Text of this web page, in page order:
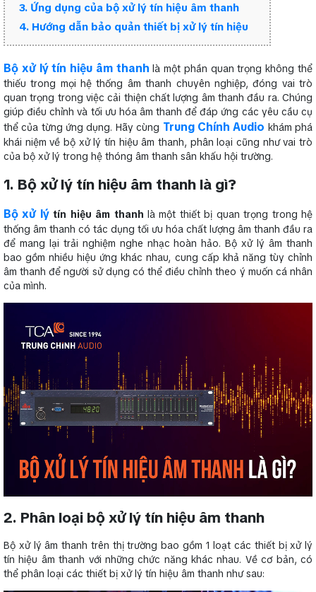
3. Ứng dụng của bộ xử lý tín hiệu âm thanh
4. Hướng dẫn bảo quản thiết bị xử lý tín hiệu
Bộ xử lý tín hiệu âm thanh là một phần quan trọng không thể
thiếu trong mọi hệ thống âm thanh chuyên nghiệp, đóng vai trò
quan trọng trong việc cải thiện chất lượng âm thanh đầu ra. Chúng
giúp điều chỉnh và tối ưu hóa âm thanh để đáp ứng các yêu cầu cụ
thể của từng ứng dụng. Hãy cùng Trung Chính Audio khám phá
khái niệm về bộ xử lý tín hiệu âm thanh, phân loại cũng như vai trò
của bộ xử lý trong hệ thóng âm thanh sân khấu hội trường.
1. Bộ xử lý tín hiệu âm thanh là gì?
Bộ xử lýtín hiệu âm thanh là một thiết bị quan trọng trong hệ
thống âm thanh có tác dụng tối ưu hóa chất lượng âm thanh đầu ra
để mang lại trải nghiệm nghe nhạc hoàn hảo. Bộ xử lý âm thanh
bao gồm nhiều hiệu ứng khác nhau, cung cấp khả năng tùy chỉnh
âm thanh để người sử dụng có thể điều chỉnh theo ý muốn cá nhân
của mình.
2. Phân loại bộ xử lý tín hiệu âm thanh
Bộ xử lý âm thanh trên thị trường bao gồm 1 loạt các thiết bị xử lý
tín hiệu âm thanh với những chức năng khác nhau. Về cơ bản, có
thể phân loại các thiết bị xử lý tín hiệu âm thanh như sau: